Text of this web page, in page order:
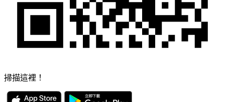
掃描這裡！